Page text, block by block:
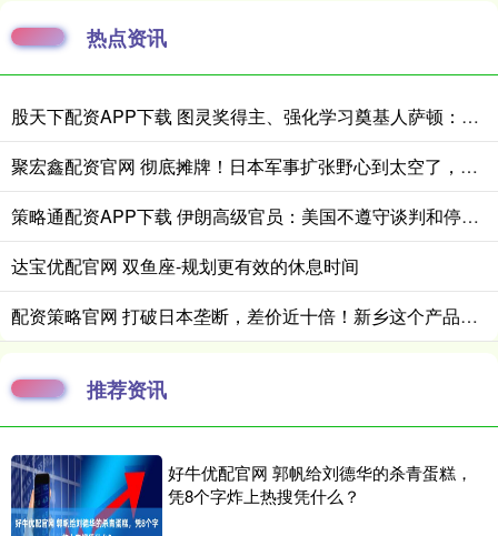
热点资讯
股天下配资APP下载 图灵奖得主、强化学习奠基人萨顿：心理学是我的“秘密武器”
聚宏鑫配资官网 彻底摊牌！日本军事扩张野心到太空了，中国国防部直接挑明后果
策略通配资APP下载 伊朗高级官员：美国不遵守谈判和停火原则
达宝优配官网 双鱼座-规划更有效的休息时间
配资策略官网 打破日本垄断，差价近十倍！新乡这个产品太重要了
推荐资讯
好牛优配官网 郭帆给刘德华的杀青蛋糕，
凭8个字炸上热搜凭什么？